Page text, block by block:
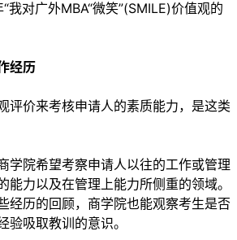
我对广外MBA“微笑”(SMILE)价值观的
经历
价来考核申请人的素质能力，是这类
院希望考察申请人以往的工作或管理
能力以及在管理上能力所侧重的领域。
经历的回顾，商学院也能观察考生是否
验吸取教训的意识。